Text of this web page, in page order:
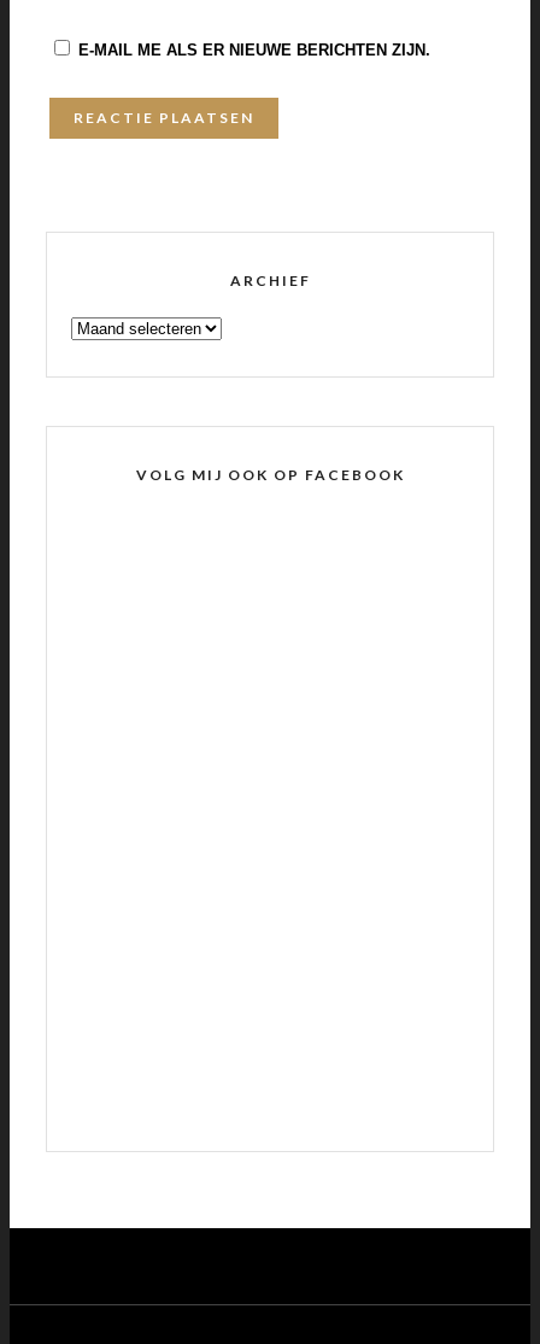
E-MAIL ME ALS ER NIEUWE BERICHTEN ZIJN.
ARCHIEF
ARCHIEF
VOLG MIJ OOK OP FACEBOOK